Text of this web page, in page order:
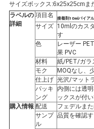
ニ
場
サイズボックス:6x25x25cmま
ラベルの
詳細
項目名 接着剤10mlバイア
サイズ 10mlのカス
す
色
レーザー
果 PVC
材料
紙/PET/ガラ
モク
MOQなし、
仕上げ 光沢/マット
パッキ
ング
内側には透
ックスが付い
購入情報 配送
フェデルま
サンプ
ル
品質を確認